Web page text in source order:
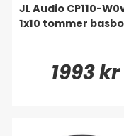
JL Audio CP110-
1x10 tommer
1993 kr